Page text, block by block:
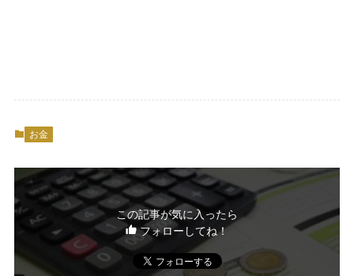
お金
この記事が気に入ったら
フォローしてね！